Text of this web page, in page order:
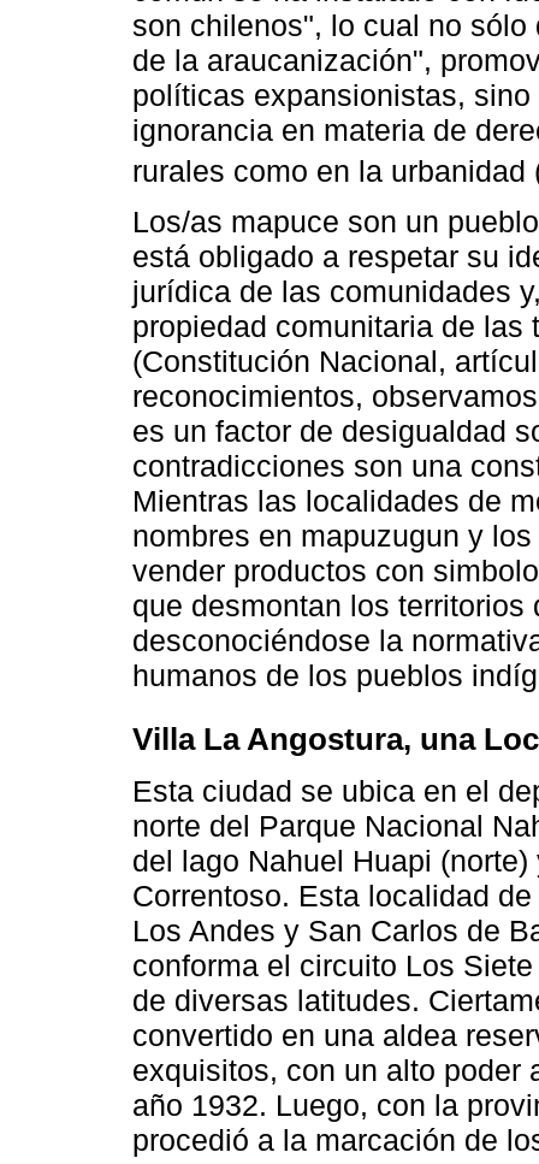
son chilenos", lo cual no
de la araucanización",
políticas expansionistas,
ignorancia en materia de
rurales como en la urbanidad
Los/as mapuce son un
está obligado a respetar su
jurídica de las comunidades
propiedad comunitaria de
(Constitución Nacional,
reconocimientos,
es un factor de desigualdad
contradicciones son una
Mientras las localidades de
nombres en mapuzugun y
vender productos con
que desmontan los
desconociéndose la
humanos de los pueblos
Villa La Angostura, una
Esta ciudad se ubica en el
norte del Parque Nacional
del lago Nahuel Huapi
Correntoso. Esta localidad
Los Andes y San Carlos de
conforma el circuito Los
de diversas latitudes.
convertido en una aldea
exquisitos, con un alto poder
año 1932. Luego, con la
procedió a la marcación de